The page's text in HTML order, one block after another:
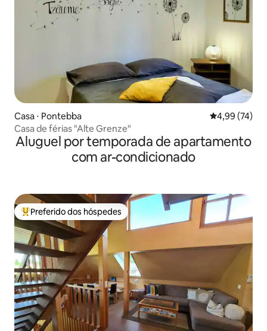
Casa ⋅ Pontebba 4,99 de uma
4,99 (74)
Casa de férias "Alte Grenze"
Aluguel por temporada de apartamento
com ar-condicionado
Entre os melhores preferidos dos hóspedes
Preferido dos hóspedes